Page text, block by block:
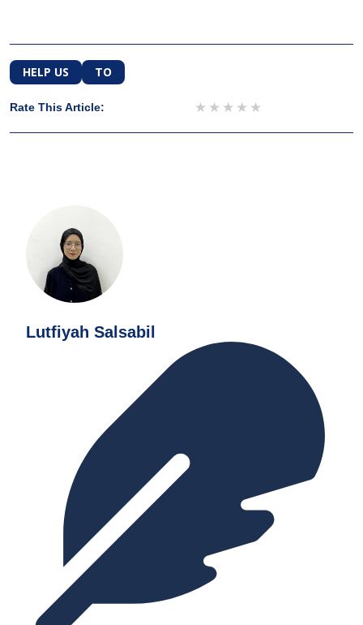
HELP US TO
Rate This Article: 4 stars
3 stars
2 stars
1 star
Lutfiyah Salsabil